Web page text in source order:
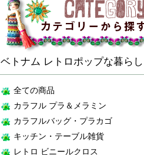
ベトナム レトロポップな暮らし
全ての商品
カラフル プラ＆メラミン
カラフルバッグ・プラカゴ
キッチン・テーブル雑貨
レトロ ビニールクロス